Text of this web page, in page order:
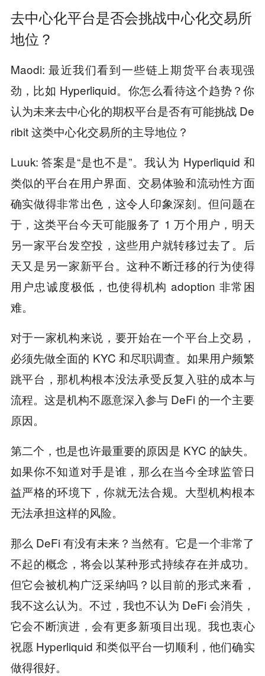
去中心化平台是否会挑战中心化交易所
地位？
Maodi: 最近我们看到一些链上期货平台表现强
劲，比如 Hyperliquid。你怎么看待这个趋势？你
认为未来去中心化的期权平台是否有可能挑战 De
ribit 这类中心化交易所的主导地位？
Luuk: 答案是“是也不是”。我认为 Hyperliquid 和
类似的平台在用户界面、交易体验和流动性方面
确实做得非常出色，这令人印象深刻。但问题在
于，这类平台今天可能服务了 1 万个用户，明天
另一家平台发空投，这些用户就转移过去了。后
天又是另一家新平台。这种不断迁移的行为使得
用户忠诚度极低，也使得机构 adoption 非常困
难。
对于一家机构来说，要开始在一个平台上交易，
必须先做全面的 KYC 和尽职调查。如果用户频繁
跳平台，那机构根本没法承受反复入驻的成本与
流程。这是机构不愿意深入参与 DeFi 的一个主要
原因。
第二个，也是也许最重要的原因是 KYC 的缺失。
如果你不知道对手是谁，那么在当今全球监管日
益严格的环境下，你就无法合规。大型机构根本
无法承担这样的风险。
那么 DeFi 有没有未来？当然有。它是一个非常了
不起的概念，将会以某种形式持续存在并成功。
但它会被机构广泛采纳吗？以目前的形式来看，
我不这么认为。不过，我也不认为 DeFi 会消失，
它会不断演进，会有更多新项目出现。我也衷心
祝愿 Hyperliquid 和类似平台一切顺利，他们确实
做得很好。